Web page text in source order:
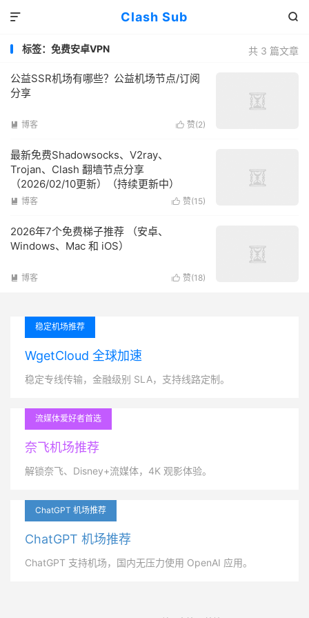
Clash Sub 

共 3 篇文章
标签：免费安卓VPN
公益SSR机场有哪些？公益机场节点/订阅
分享
 赞(2)
 博客
最新免费Shadowsocks、V2ray、
Trojan、Clash 翻墙节点分享
（2026/02/10更新）（持续更新中）
 赞(15)
 博客
2026年7个免费梯子推荐 （安卓、
Windows、Mac 和 iOS）
 赞(18)
 博客
稳定机场推荐
WgetCloud 全球加速
稳定专线传输，金融级别 SLA，支持线路定制。
流媒体爱好者首选
奈飞机场推荐
解锁奈飞、Disney+流媒体，4K 观影体验。
ChatGPT 机场推荐
ChatGPT 机场推荐
ChatGPT 支持机场，国内无压力使用 OpenAI 应用。